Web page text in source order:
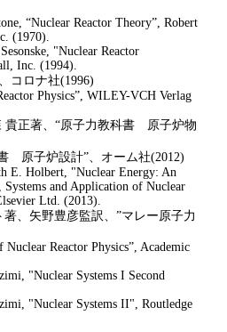
“Nuclear Reactor Theory”, Robert
(1970).
"Nuclear Reactor
Inc. (1994).
コロナ社(1996)
Physics”, WILEY-VCH Verlag
貴正著、“原子力教科書 原子炉物
原子炉設計”、オーム社(2012)
E. Holbert, "Nuclear Energy: An
and Application of Nuclear
Ltd. (2013).
、矢野豊彦監訳、”マレー原子力
Reactor Physics”, Academic
"Nuclear Systems I Second
"Nuclear Systems II", Routledge